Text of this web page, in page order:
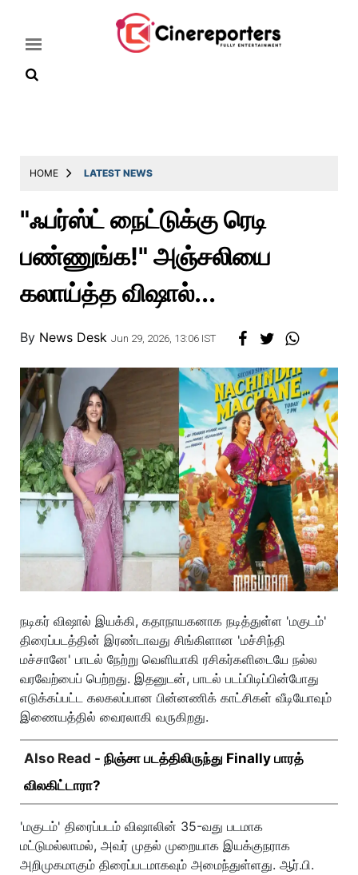
Latest
Throwback
Television
Story
HOME LATEST NEWS
"ஃபர்ஸ்ட் நைட்டுக்கு ரெடி
பண்ணுங்க!" அஞ்சலியை
கலாய்த்த விஷால்...
By News Desk Jun 29, 2026, 13:06 IST
நடிகர் விஷால் இயக்கி, கதாநாயகனாக நடித்துள்ள 'மகுடம்'
திரைப்படத்தின் இரண்டாவது சிங்கிளான 'மச்சிந்தி
மச்சானே' பாடல் நேற்று வெளியாகி ரசிகர்களிடையே நல்ல
வரவேற்பைப் பெற்றது. இதனுடன், பாடல் படப்பிடிப்பின்போது
எடுக்கப்பட்ட கலகலப்பான பின்னணிக் காட்சிகள் வீடியோவும்
இணையத்தில் வைரலாகி வருகிறது.
Also Read - நிஞ்சா படத்திலிருந்து Finally பாரத்
விலகிட்டாரா?
'மகுடம்' திரைப்படம் விஷாலின் 35-வது படமாக
மட்டுமல்லாமல், அவர் முதல் முறையாக இயக்குநராக
அறிமுகமாகும் திரைப்படமாகவும் அமைந்துள்ளது. ஆர்.பி.